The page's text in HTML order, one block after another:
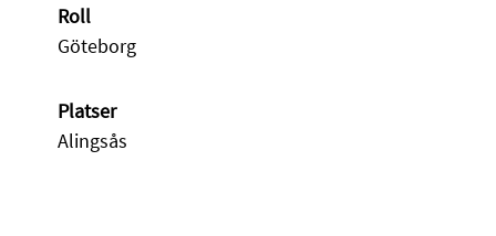
Roll
Göteborg
Platser
Alingsås